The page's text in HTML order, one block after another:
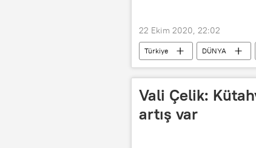
22 Ekim 2020, 22:02
Türkiye DÜNYA
Kredi
mezuniyet
Vali Çelik:
artış var